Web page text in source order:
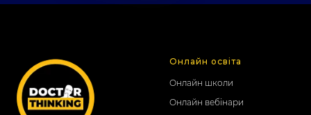
Онлайн освіта
Онлайн школи
Онлайн вебінари